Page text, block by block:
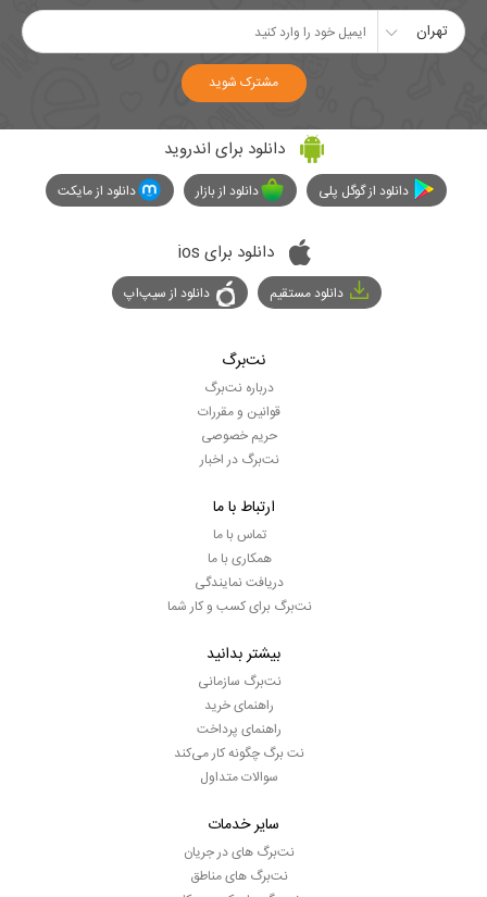
تهران
مشترک شوید
دانلود برای اندروید
دانلود از گوگل پلی دانلود از بازار دانلود از مایکت
دانلود برای ios
دانلود مستقیم دانلود از سیپ‌اپ
نت‌برگ
درباره نت‌برگ
قوانین و مقررات
حریم خصوصی
نت‌برگ در اخبار
ارتباط با ما
تماس با ما
همکاری با ما
دریافت نمایندگی
نت‌برگ برای کسب و کار شما
بیشتر بدانید
نت‌برگ سازمانی
راهنمای خرید
راهنمای پرداخت
نت برگ چگونه کار می‌کند
سوالات متداول
سایر خدمات
نت‌برگ های در جریان
نت‌برگ های مناطق